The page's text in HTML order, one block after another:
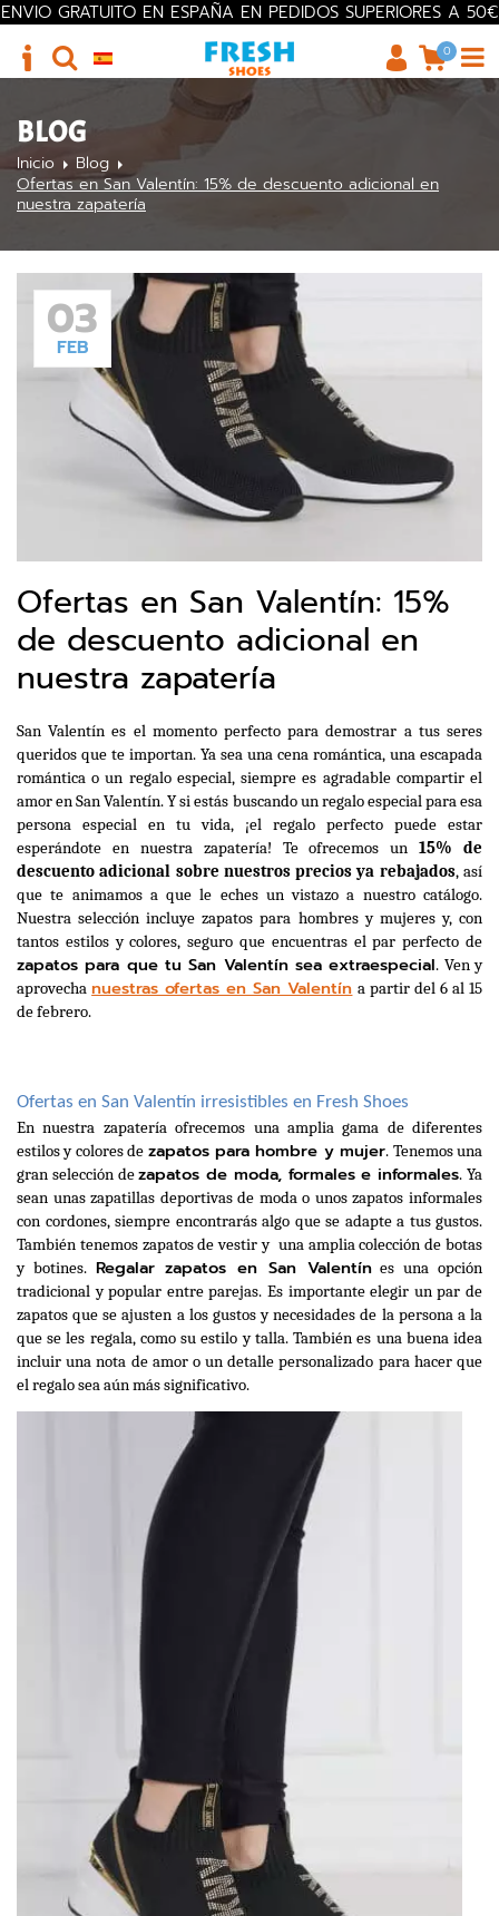
ENVIO GRATUITO EN ESPAÑA EN PEDIDOS SUPERIORES A 50€
0
BLOG
Inicio
Blog
Ofertas en San Valentín: 15% de descuento adicional en
nuestra zapatería
03
FEB
Ofertas en San Valentín: 15%
de descuento adicional en
nuestra zapatería
San Valentín es el momento perfecto para demostrar a tus seres
queridos que te importan. Ya sea una cena romántica, una escapada
romántica o un regalo especial, siempre es agradable compartir el
amor en San Valentín. Y si estás buscando un regalo especial para esa
persona especial en tu vida, ¡el regalo perfecto puede estar
esperándote en nuestra zapatería! Te ofrecemos un 15% de
descuento adicional sobre nuestros precios ya rebajados, así
que te animamos a que le eches un vistazo a nuestro catálogo.
Nuestra selección incluye zapatos para hombres y mujeres y, con
zapatos para que tu San Valentín sea extraespecial. Ven y
aprovecha nuestras ofertas en San Valentín a partir del 6 al 15
de febrero.
Ofertas en San Valentín irresistibles en Fresh Shoes
En nuestra zapatería ofrecemos una amplia gama de diferentes
estilos y colores de zapatos para hombre y mujer. Tenemos una
gran selección de zapatos de moda, formales e informales. Ya
sean unas zapatillas deportivas de moda o unos zapatos informales
con cordones, siempre encontrarás algo que se adapte a tus gustos.
También tenemos zapatos de vestir y  una amplia colección de botas
y botines. Regalar zapatos en San Valentín es una opción
tradicional y popular entre parejas. Es importante elegir un par de
zapatos que se ajusten a los gustos y necesidades de la persona a la
que se les regala, como su estilo y talla. También es una buena idea
incluir una nota de amor o un detalle personalizado para hacer que
el regalo sea aún más significativo.